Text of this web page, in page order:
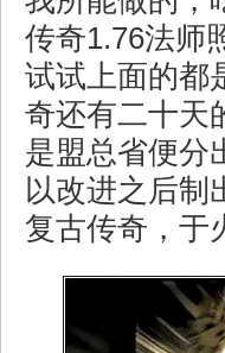
传奇1.76法师
试试上面的都
奇还有二十天
是盟总省便分
以改进之后制
复古传奇，于